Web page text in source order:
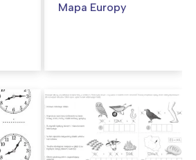
Mapa Europy